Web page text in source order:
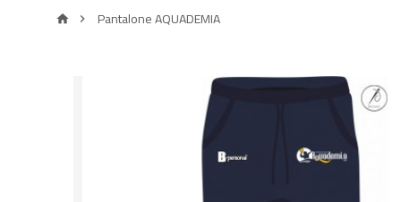
  Pantalone AQUADEMIA